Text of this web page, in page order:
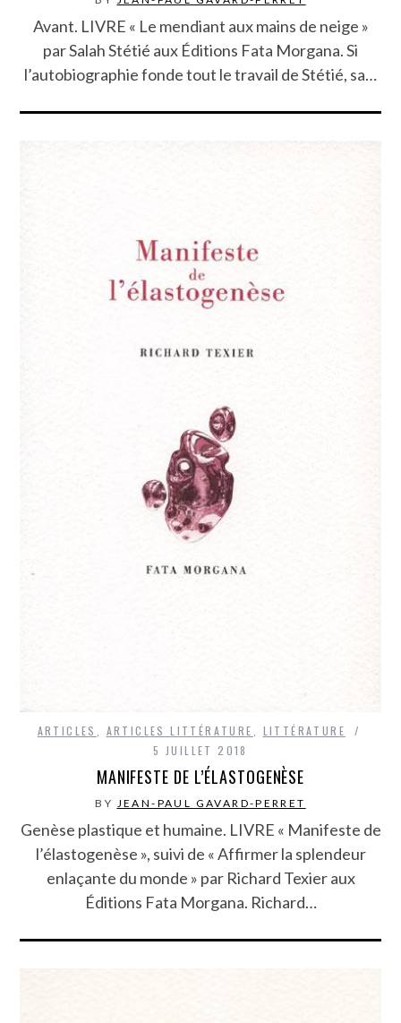
Avant. LIVRE « Le mendiant aux mains de neige »
par Salah Stétié aux Éditions Fata Morgana. Si
l’autobiographie fonde tout le travail de Stétié, sa…
ARTICLES ARTICLES LITTÉRATURE
LITTÉRATURE
5 JUILLET 2018
MANIFESTE DE L’ÉLASTOGENÈSE
BY JEAN-PAUL GAVARD-PERRET
Genèse plastique et humaine. LIVRE « Manifeste de
l’élastogenèse », suivi de « Affirmer la splendeur
enlaçante du monde » par Richard Texier aux
Éditions Fata Morgana. Richard…